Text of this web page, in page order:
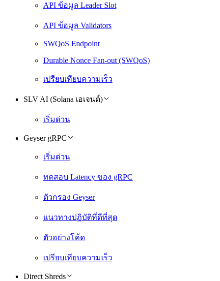
API ข้อมูล Leader Slot
API ข้อมูล Validators
SWQoS Endpoint
Durable Nonce Fan-out (SWQoS)
เปรียบเทียบความเร็ว
SLV AI (Solana เอเจนต์)
เริ่มด่วน
Geyser gRPC
เริ่มด่วน
ทดสอบ Latency ของ gRPC
ตัวกรอง Geyser
แนวทางปฏิบัติที่ดีที่สุด
ตัวอย่างโค้ด
เปรียบเทียบความเร็ว
Direct Shreds